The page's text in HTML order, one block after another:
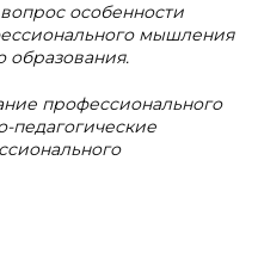
особенности
мышления
образования.
профессионального